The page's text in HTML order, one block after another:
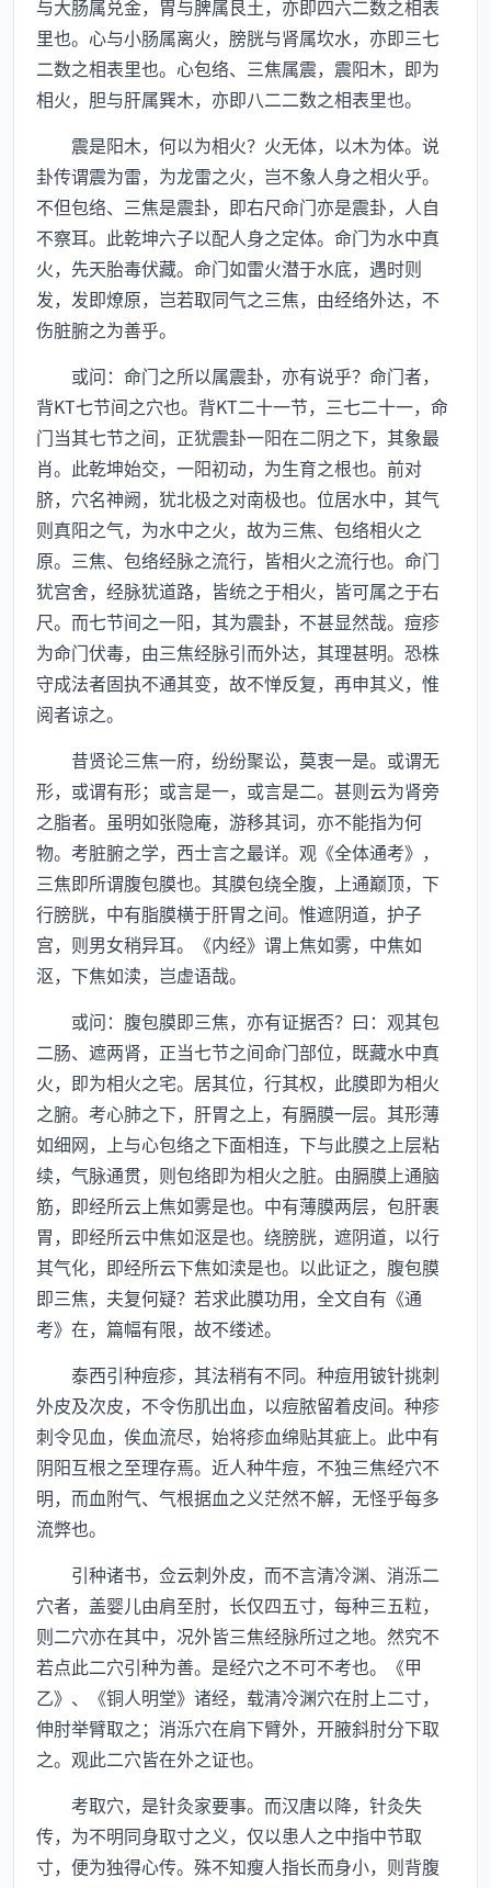
与大肠属兑金，胃与脾属艮土，亦即四六二数之相表
里也。心与小肠属离火，膀胱与肾属坎水，亦即三七
二数之相表里也。心包络、三焦属震，震阳木，即为
相火，胆与肝属巽木，亦即八二二数之相表里也。
震是阳木，何以为相火？火无体，以木为体。说
卦传谓震为雷，为龙雷之火，岂不象人身之相火乎。
不但包络、三焦是震卦，即右尺命门亦是震卦，人自
不察耳。此乾坤六子以配人身之定体。命门为水中真
火，先天胎毒伏藏。命门如雷火潜于水底，遇时则
发，发即燎原，岂若取同气之三焦，由经络外达，不
伤脏腑之为善乎。
或问：命门之所以属震卦，亦有说乎？命门者，
背KT七节间之穴也。背KT二十一节，三七二十一，命
门当其七节之间，正犹震卦一阳在二阴之下，其象最
肖。此乾坤始交，一阳初动，为生育之根也。前对
脐，穴名神阙，犹北极之对南极也。位居水中，其气
则真阳之气，为水中之火，故为三焦、包络相火之
原。三焦、包络经脉之流行，皆相火之流行也。命门
犹宫舍，经脉犹道路，皆统之于相火，皆可属之于右
尺。而七节间之一阳，其为震卦，不甚显然哉。痘疹
为命门伏毒，由三焦经脉引而外达，其理甚明。恐株
守成法者固执不通其变，故不惮反复，再申其义，惟
阅者谅之。
昔贤论三焦一府，纷纷聚讼，莫衷一是。或谓无
形，或谓有形；或言是一，或言是二。甚则云为肾旁
之脂者。虽明如张隐庵，游移其词，亦不能指为何
物。考脏腑之学，西士言之最详。观《全体通考》，
三焦即所谓腹包膜也。其膜包绕全腹，上通巅顶，下
行膀胱，中有脂膜横于肝胃之间。惟遮阴道，护子
宫，则男女稍异耳。《内经》谓上焦如雾，中焦如
沤，下焦如渎，岂虚语哉。
或问：腹包膜即三焦，亦有证据否？曰：观其包
二肠、遮两肾，正当七节之间命门部位，既藏水中真
火，即为相火之宅。居其位，行其权，此膜即为相火
之腑。考心肺之下，肝胃之上，有膈膜一层。其形薄
如细网，上与心包络之下面相连，下与此膜之上层粘
续，气脉通贯，则包络即为相火之脏。由膈膜上通脑
筋，即经所云上焦如雾是也。中有薄膜两层，包肝裹
胃，即经所云中焦如沤是也。绕膀胱，遮阴道，以行
其气化，即经所云下焦如渎是也。以此证之，腹包膜
即三焦，夫复何疑？若求此膜功用，全文自有《通
考》在，篇幅有限，故不缕述。
泰西引种痘疹，其法稍有不同。种痘用铍针挑刺
外皮及次皮，不令伤肌出血，以痘脓留着皮间。种疹
刺令见血，俟血流尽，始将疹血绵贴其疵上。此中有
阴阳互根之至理存焉。近人种牛痘，不独三焦经穴不
明，而血附气、气根据血之义茫然不解，无怪乎每多
流弊也。
引种诸书，佥云刺外皮，而不言清冷渊、消泺二
穴者，盖婴儿由肩至肘，长仅四五寸，每种三五粒，
则二穴亦在其中，况外皆三焦经脉所过之地。然究不
若点此二穴引种为善。是经穴之不可不考也。《甲
乙》、《铜人明堂》诸经，载清冷渊穴在肘上二寸，
伸肘举臂取之；消泺穴在肩下臂外，开腋斜肘分下取
之。观此二穴皆在外之证也。
考取穴，是针灸家要事。而汉唐以降，针灸失
传，为不明同身取寸之义，仅以患人之中指中节取
寸，便为独得心传。殊不知瘦人指长而身小，则背腹